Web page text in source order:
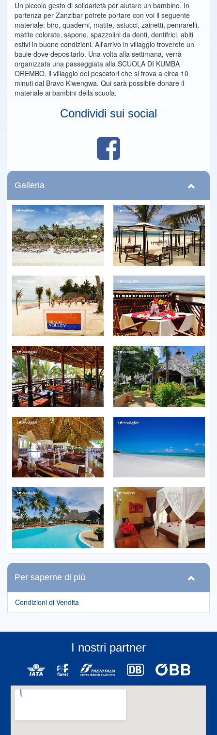
Un piccolo gesto di solidarietà per aiutare un bambino. In
partenza per Zanzibar potrete portare con voi il seguente
materiale: biro, quaderni, matite, astucci, zainetti, pennarelli,
matite colorate, sapone, spazzolini da denti, dentifrici, abiti
estivi in buone condizioni. All'arrivo in villaggio troverete un
baule dove depositarlo. Una volta alla settimana, verrà
organizzata una passeggiata alla SCUOLA DI KUMBA
OREMBO, il villaggio dei pescatori che si trova a circa 10
minuti dal Bravo Kiwengwa. Qui sarà possibile donare il
materiale ai bambini della scuola.
Condividi sui social
Galleria
Per saperne di più
Condizioni di Vendita
I nostri partner